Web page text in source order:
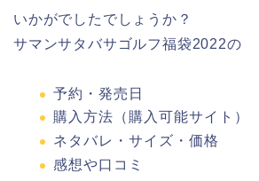
いかがでしたでしょうか？
サマンサタバサゴルフ福袋2022の
予約・発売日
購入方法（購入可能サイト）
ネタバレ・サイズ・価格
感想や口コミ